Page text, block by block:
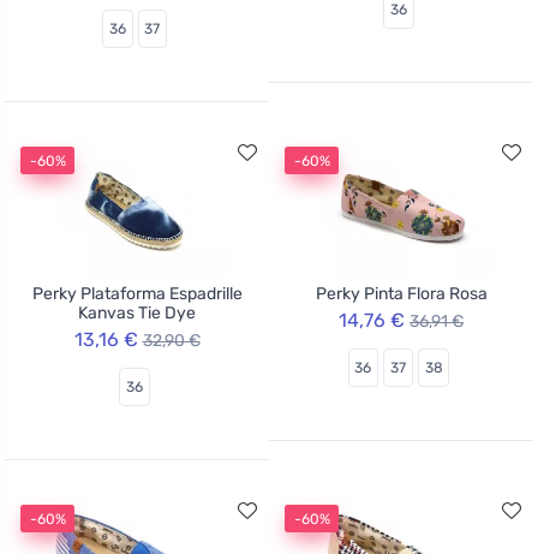
36 37
36
-60%
Perky Plataforma Espadrille
Kanvas Tie Dye
13,16 € 32,90 €
36
-60%
Perky Pinta Flora Rosa
14,76 € 36,91 €
36 37 38
-60% -60%